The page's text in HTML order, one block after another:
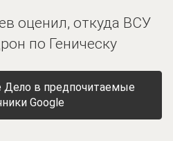
оценил, откуда ВСУ
по Геническу
Дело в предпочитаемые
Google